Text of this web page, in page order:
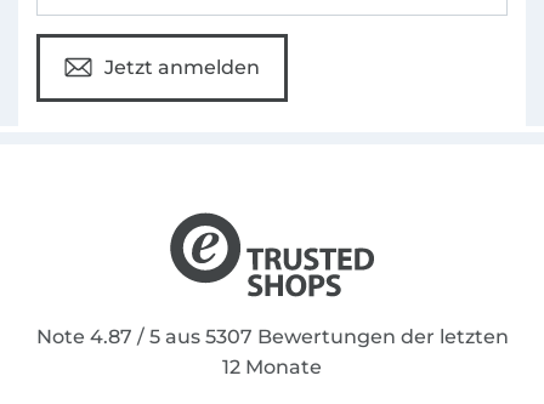
Jetzt anmelden
Note 4.87 / 5 aus 5307 Bewertungen der letzten
12 Monate